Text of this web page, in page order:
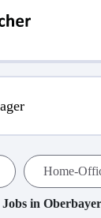
Home-
Jobs in